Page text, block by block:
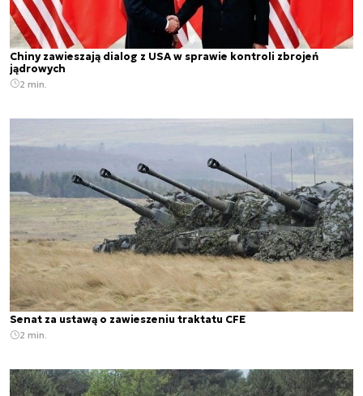
Chiny zawieszają dialog z USA w sprawie kontroli zbrojeń
jądrowych
2 min.
Senat za ustawą o zawieszeniu traktatu CFE
2 min.